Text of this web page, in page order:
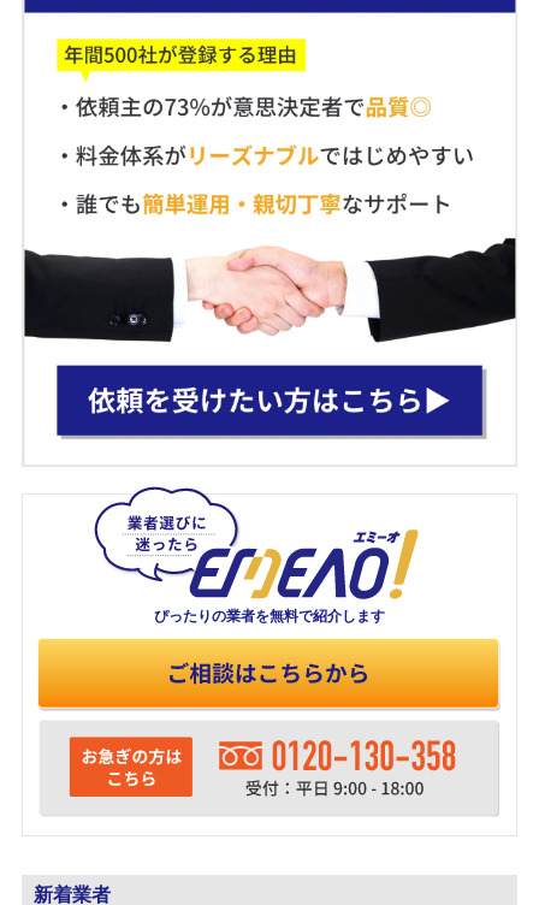
ぴったりの業者を無料で紹介します
新着業者